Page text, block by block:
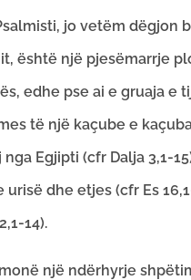
jo vetëm
është një pjesëmarrje
edhe pse ai e gruaja e
të një kaçube e
Egjipti (cfr Dalja 3,1-
dhe etjes (cfr Es
14).
një ndërhyrje